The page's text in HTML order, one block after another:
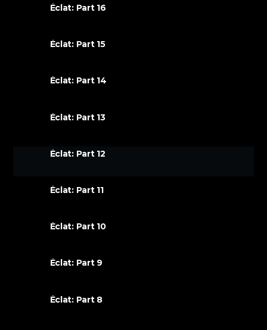
Éclat: Part 16
Éclat: Part 15
Éclat: Part 14
Éclat: Part 13
Éclat: Part 12
Éclat: Part 11
Éclat: Part 10
Éclat: Part 9
Éclat: Part 8